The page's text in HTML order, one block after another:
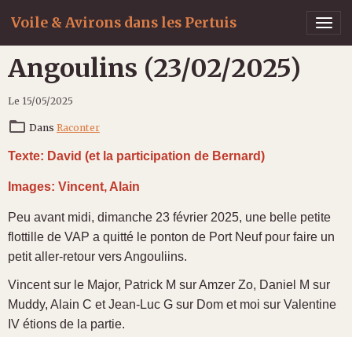
Voile & Avirons dans les Pertuis
Angoulins (23/02/2025)
Le 15/05/2025
Dans Raconter
Texte: David (et la participation de Bernard)
Images: Vincent, Alain
Peu avant midi, dimanche 23 février 2025, une belle petite
flottille de VAP a quitté le ponton de Port Neuf pour faire un
petit aller-retour vers Angouliins.
Vincent sur le Major, Patrick M sur Amzer Zo, Daniel M sur
Muddy, Alain C et Jean-Luc G sur Dom et moi sur Valentine
IV étions de la partie.